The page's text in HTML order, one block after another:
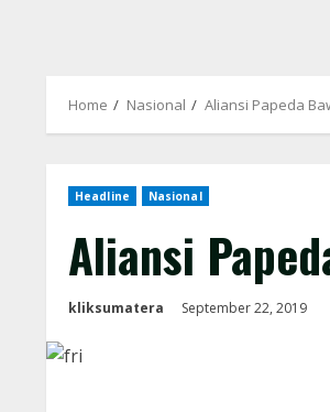
Home Nasional Aliansi Papeda
Headline Nasional
Aliansi
kliksumatera September 22, 2019